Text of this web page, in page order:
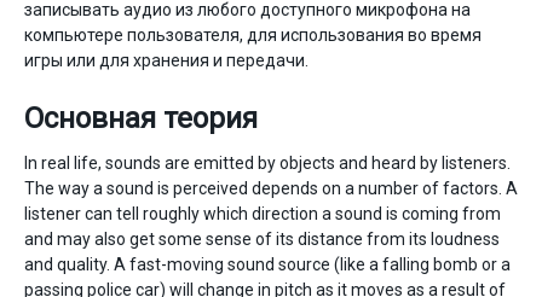
записывать аудио из любого доступного микрофона на
компьютере пользователя, для использования во время
игры или для хранения и передачи.
Основная теория
In real life, sounds are emitted by objects and heard by listeners.
The way a sound is perceived depends on a number of factors. A
listener can tell roughly which direction a sound is coming from
and may also get some sense of its distance from its loudness
and quality. A fast-moving sound source (like a falling bomb or a
passing police car) will change in pitch as it moves as a result of